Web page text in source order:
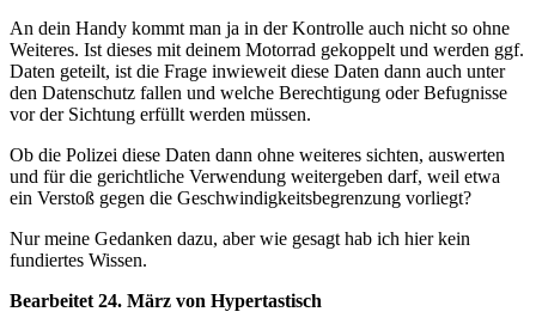
An dein Handy kommt man ja in der Kontrolle auch nicht so ohne
Weiteres. Ist dieses mit deinem Motorrad gekoppelt und werden ggf.
Daten geteilt, ist die Frage inwieweit diese Daten dann auch unter
den Datenschutz fallen und welche Berechtigung oder Befugnisse
vor der Sichtung erfüllt werden müssen.
Ob die Polizei diese Daten dann ohne weiteres sichten, auswerten
und für die gerichtliche Verwendung weitergeben darf, weil etwa
ein Verstoß gegen die Geschwindigkeitsbegrenzung vorliegt?
Nur meine Gedanken dazu, aber wie gesagt hab ich hier kein
fundiertes Wissen.
Bearbeitet 24. März von Hypertastisch